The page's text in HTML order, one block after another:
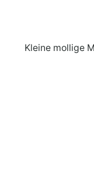
Kleine mollige